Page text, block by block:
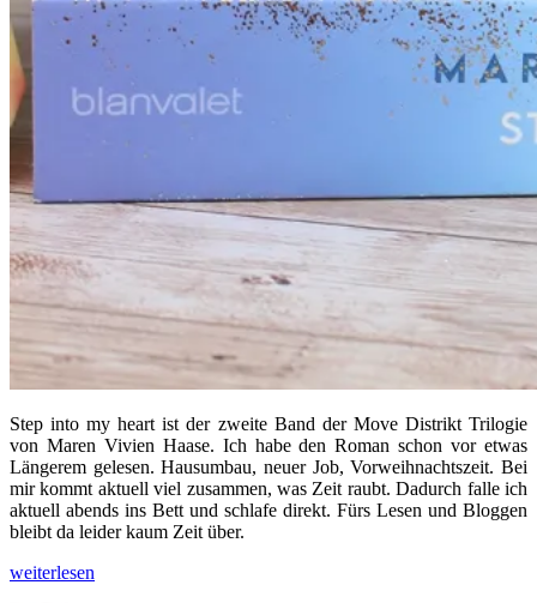
Step into my heart ist der zweite Band der Move Distrikt Trilogie
von Maren Vivien Haase. Ich habe den Roman schon vor etwas
Längerem gelesen. Hausumbau, neuer Job, Vorweihnachtszeit. Bei
mir kommt aktuell viel zusammen, was Zeit raubt. Dadurch falle ich
aktuell abends ins Bett und schlafe direkt. Fürs Lesen und Bloggen
bleibt da leider kaum Zeit über.
„Step
weiterlesen